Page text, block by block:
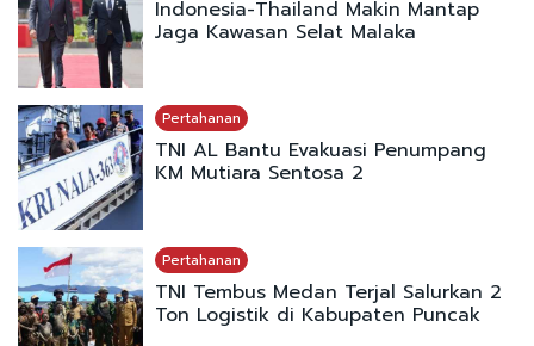
Indonesia-Thailand Makin Mantap
Jaga Kawasan Selat Malaka
Pertahanan
TNI AL Bantu Evakuasi Penumpang
KM Mutiara Sentosa 2
Pertahanan
TNI Tembus Medan Terjal Salurkan 2
Ton Logistik di Kabupaten Puncak